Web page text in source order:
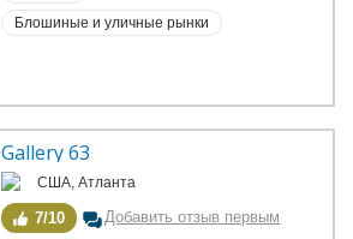
Блошиные и уличные рынки
Gallery 63
США, Атланта
7/10 Добавить отзыв первым